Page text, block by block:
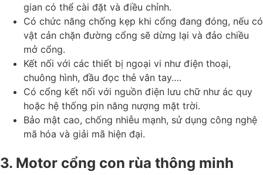
gian có thể cài đặt và điều chỉnh.
Có chức năng chống kẹp khi cổng đang đóng, nếu có
vật cản chặn đường cổng sẽ dừng lại và đảo chiều
mở cổng.
Kết nối với các thiết bị ngoại vi như điện thoại,
chuông hình, đầu đọc thẻ vân tay….
Có cổng kết nối với nguồn điện lưu chữ như ác quy
hoặc hệ thống pin năng nượng mặt trời.
Bảo mật cao, chống nhiễu mạnh, sử dụng công nghệ
mã hóa và giải mã hiện đại.
3. Motor cổng con rùa thông minh